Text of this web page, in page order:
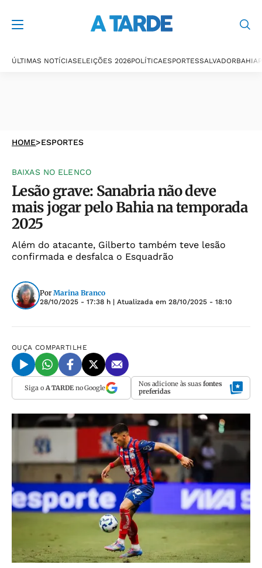
ÚLTIMAS NOTÍCIASELEIÇÕES 2026POLÍTICAESPORTESSALVADORBAHIA
HOME>ESPORTES
BAIXAS NO ELENCO
Lesão grave: Sanabria não deve
mais jogar pelo Bahia na temporada
2025
Além do atacante, Gilberto também teve lesão
confirmada e desfalca o Esquadrão
Por Marina Branco
28/10/2025 - 17:38 h | Atualizada em 28/10/2025 - 18:10
OUÇA COMPARTILHE
Siga o A TARDEno Google Nos adicione às suas fontes
preferidas